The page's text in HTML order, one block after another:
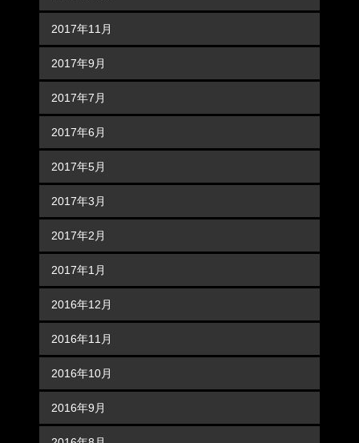
2017年11月
2017年9月
2017年7月
2017年6月
2017年5月
2017年3月
2017年2月
2017年1月
2016年12月
2016年11月
2016年10月
2016年9月